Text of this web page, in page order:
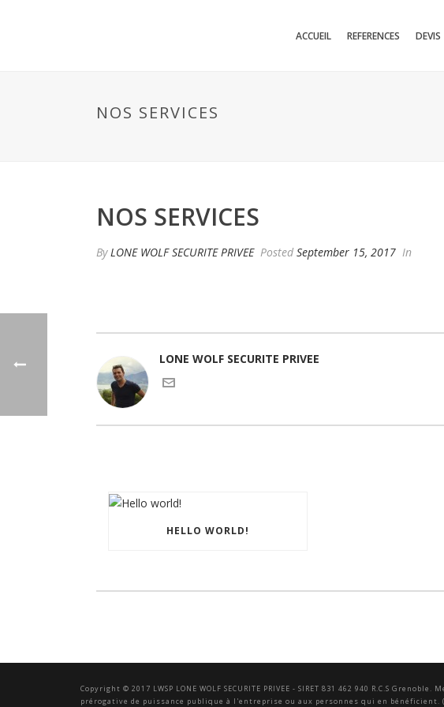
ACCUEIL REFERENCES DEVIS
NOS SERVICES
NOS SERVICES
ByLONE WOLF SECURITE PRIVEE Posted September 15, 2017 In
LONE WOLF SECURITE PRIVEE
HELLO WORLD!
Copyright © 2017 LWSP LONE WOLF SECURITE PRIVEE - SIRET 831 462 940 R.C.S Grenoble.
prérogative de puissance publique à l'entreprise ou aux personnes qui en bénéficient.